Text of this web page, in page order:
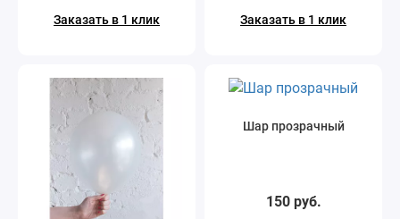
Заказать в 1 клик Заказать в 1 клик
Шар прозрачный
150 руб.